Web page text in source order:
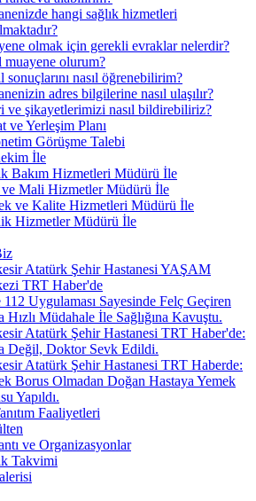
hangi sağlık hizmetleri
olmak için gerekli evraklar nelerdir?
muayene olurum?
sonuçlarını nasıl öğrenebilirim?
adres bilgilerine nasıl ulaşılır?
ve şikayetlerimizi nasıl bildirebiliriz?
ve Yerleşim Planı
Görüşme Talebi
İle
Bakım Hizmetleri Müdürü İle
Mali Hizmetler Müdürü İle
ve Kalite Hizmetleri Müdürü İle
Hizmetler Müdürü İle
Atatürk Şehir Hastanesi YAŞAM
TRT Haber'de
112 Uygulaması Sayesinde Felç Geçiren
Hızlı Müdahale İle Sağlığına Kavuştu.
Atatürk Şehir Hastanesi TRT Haber'de:
Değil, Doktor Sevk Edildi.
Atatürk Şehir Hastanesi TRT Haberde:
Borus Olmadan Doğan Hastaya Yemek
Yapıldı.
Faaliyetleri
ve Organizasyonlar
Takvimi